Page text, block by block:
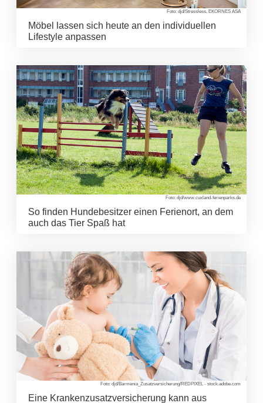
Foto: djd/Stressless, EKORNES ASA
Möbel lassen sich heute an den individuellen
Lifestyle anpassen
Foto: djd/www.cuxland-ferienparks.de
So finden Hundebesitzer einen Ferienort, an dem
auch das Tier Spaß hat
Foto: djd/Barmenia_Zusatzversicherung/REDPIXEL - stock.adobe.com
Eine Krankenzusatzversicherung kann aus